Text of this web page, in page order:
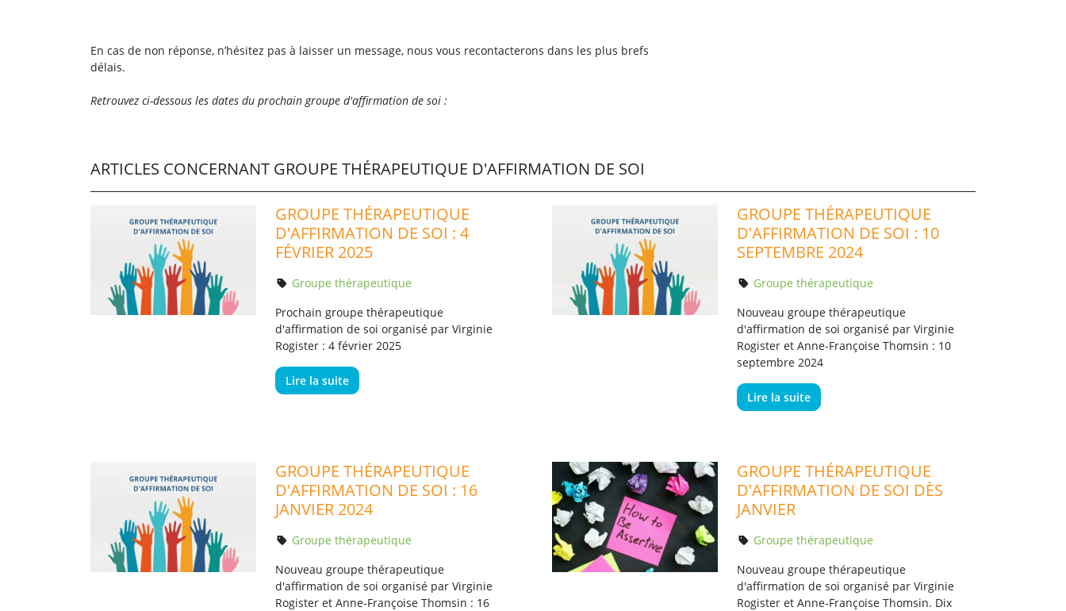
En cas de non réponse, n’hésitez pas à laisser un message, nous vous recontacterons dans les plus brefs
délais.
Retrouvez ci-dessous les dates du prochain groupe d'affirmation de soi :
ARTICLES CONCERNANT GROUPE THÉRAPEUTIQUE D'AFFIRMATION DE SOI
GROUPE THÉRAPEUTIQUE
D'AFFIRMATION DE SOI : 4
FÉVRIER 2025
Groupe thérapeutique
Prochain groupe thérapeutique
d'affirmation de soi organisé par Virginie
Rogister : 4 février 2025
Lire la suite
GROUPE THÉRAPEUTIQUE
D'AFFIRMATION DE SOI : 10
SEPTEMBRE 2024
Groupe thérapeutique
Nouveau groupe thérapeutique
d'affirmation de soi organisé par Virginie
Rogister et Anne-Françoise Thomsin : 10
septembre 2024
Lire la suite
GROUPE THÉRAPEUTIQUE
D'AFFIRMATION DE SOI : 16
JANVIER 2024
Groupe thérapeutique
Nouveau groupe thérapeutique
d'affirmation de soi organisé par Virginie
Rogister et Anne-Françoise Thomsin : 16
GROUPE THÉRAPEUTIQUE
D'AFFIRMATION DE SOI DÈS
JANVIER
Groupe thérapeutique
Nouveau groupe thérapeutique
d'affirmation de soi organisé par Virginie
Rogister et Anne-Françoise Thomsin. Dix